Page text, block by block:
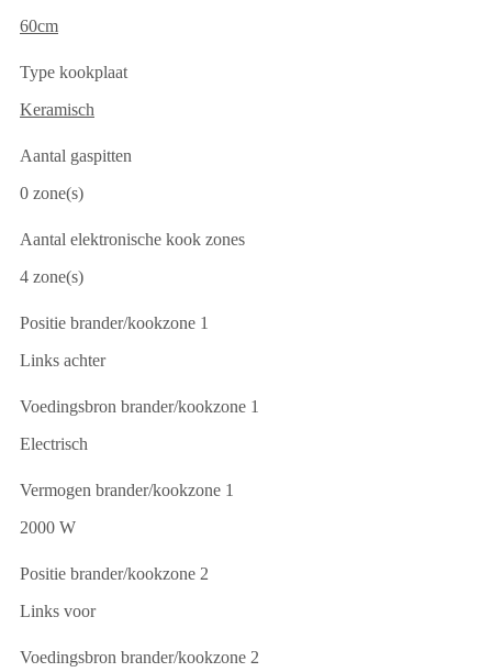
60cm
Type kookplaat
Keramisch
Aantal gaspitten
0 zone(s)
Aantal elektronische kook zones
4 zone(s)
Positie brander/kookzone 1
Links achter
Voedingsbron brander/kookzone 1
Electrisch
Vermogen brander/kookzone 1
2000 W
Positie brander/kookzone 2
Links voor
Voedingsbron brander/kookzone 2